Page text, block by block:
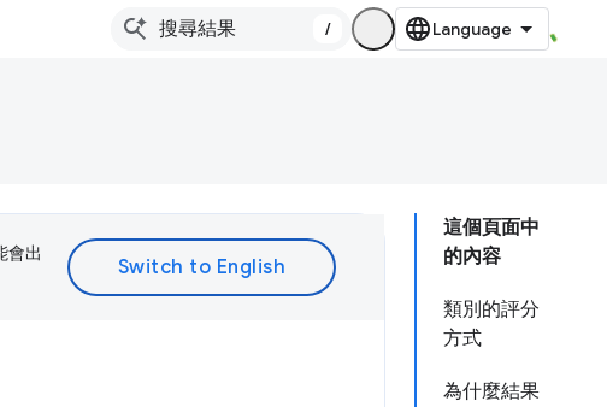
/
這個頁面中
的內容
類別的評分
方式
為什麼結果
會出